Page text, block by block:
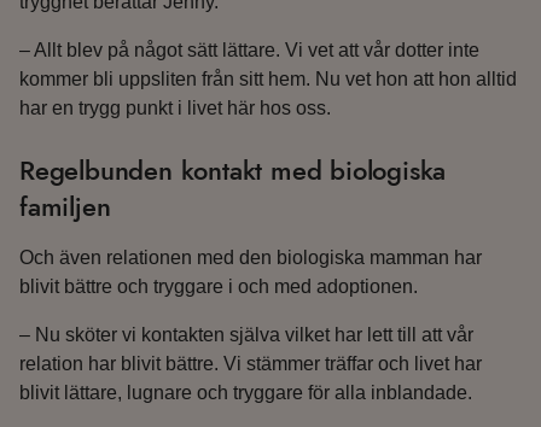
– Allt blev på något sätt lättare. Vi vet att vår dotter inte
kommer bli uppsliten från sitt hem. Nu vet hon att hon alltid
har en trygg punkt i livet här hos oss.
Regelbunden kontakt med biologiska
familjen
Och även relationen med den biologiska mamman har
blivit bättre och tryggare i och med adoptionen.
– Nu sköter vi kontakten själva vilket har lett till att vår
relation har blivit bättre. Vi stämmer träffar och livet har
blivit lättare, lugnare och tryggare för alla inblandade.